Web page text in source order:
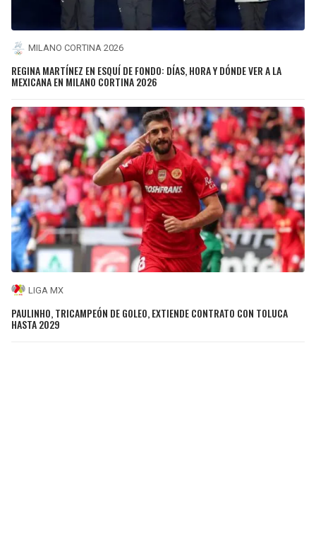
MILANO CORTINA 2026
REGINA MARTÍNEZ EN ESQUÍ DE FONDO: DÍAS, HORA Y DÓNDE VER A LA
MEXICANA EN MILANO CORTINA 2026
LIGA MX
PAULINHO, TRICAMPEÓN DE GOLEO, EXTIENDE CONTRATO CON TOLUCA
HASTA 2029